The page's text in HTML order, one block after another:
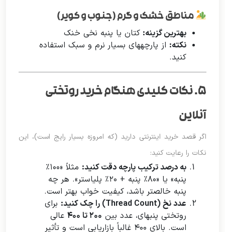
مناطق خشک و گرم (جنوب و کویر)
بهترین گزینه: کتان یا پنبه نخی خنک
نکته: از پارچههای بسیار نرم و سبک استفاده
کنید.
۵. نکات کلیدی هنگام خرید روتختی
آنلاین
اگر قصد خرید اینترنتی دارید (که امروزه بسیار رایج است)، این
نکات را رعایت کنید:
به درصد ترکیب پارچه دقت کنید:
مثلاً «۱۰۰٪
پنبه» یا «۸۰٪ پنبه + ۲۰٪ پلیاستر». هر چه
پنبه خالصتر باشد، کیفیت خواب بهتر است.
عدد نخ (Thread Count) را چک کنید:
برای
روتختی پنبهای، عدد بین ۲۰۰ تا ۴۰۰
عالی
است. بالای ۴۰۰ غالباً بازاریابی است و تأثیر